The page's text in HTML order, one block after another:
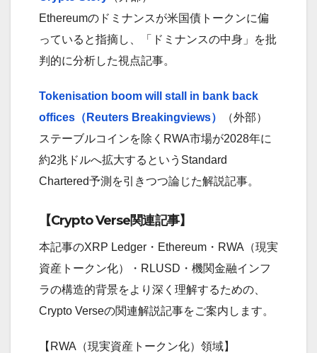
Ethereumのドミナンスが米国債トークンに偏
っていると指摘し、「ドミナンスの中身」を批
判的に分析した視点記事。
Tokenisation boom will stall in bank back
offices（Reuters Breakingviews）
（外部）
ステーブルコインを除くRWA市場が2028年に
約2兆ドルへ拡大するというStandard
Chartered予測を引きつつ論じた解説記事。
【Crypto Verse関連記事】
本記事のXRP Ledger・Ethereum・RWA（現実
資産トークン化）・RLUSD・機関金融インフ
ラの構造的背景をより深く理解するための、
Crypto Verseの関連解説記事をご案内します。
【RWA（現実資産トークン化）領域】